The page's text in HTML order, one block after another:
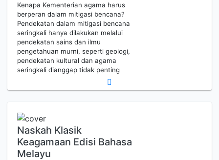
Kenapa Kementerian agama harus
berperan dalam mitigasi bencana?
Pendekatan dalam mitigasi bencana
seringkali hanya dilakukan melalui
pendekatan sains dan ilmu
pengetahuan murni, seperti geologi,
pendekatan kultural dan agama
seringkali dianggap tidak penting
Naskah Klasik
Keagamaan Edisi Bahasa
Melayu